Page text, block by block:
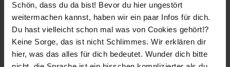
Schön, dass du da bist! Bevor du hier ungestört
weitermachen kannst, haben wir ein paar Infos für dich.
Du hast vielleicht schon mal was von Cookies gehört!?
Keine Sorge, das ist nicht Schlimmes. Wir erklären dir
hier, was das alles für dich bedeutet. Wunder dich bitte
E-Mail anzeigen